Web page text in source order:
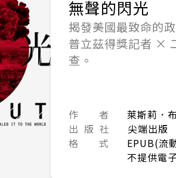
無聲的閃光
揭發美國最致命的
普立茲得獎記者 ×
查。
作 者
萊斯莉．
出 版 社
尖端出版
格 式
EPUB(流
不提供電